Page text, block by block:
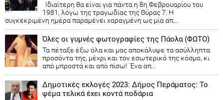
Ιδιαίτερη θα είναι για πάντα η 8η Φεβρουαρίου του
1981, λόγω της τραγωδίας της Θύρας 7. Η
συγκεκριμένη ημέρα παραμένει χαραγμένη ως μία απ...
Όλες οι γυμνές φωτογραφίες της Πάολα (ΦΩΤΟ)
Τα πέταξε έξω όλα και μας αποκάλυψε τα ασύλληπτα
προσόντα της, μέχρι και τον εσωτερικό της κόσμο, κι
από μπροστά και από πίσω! Ένα απ...
Δημοτικές εκλογές 2023: Δήμος Περάματος: Το
ψέμα τελικά έχει κοντά ποδάρια